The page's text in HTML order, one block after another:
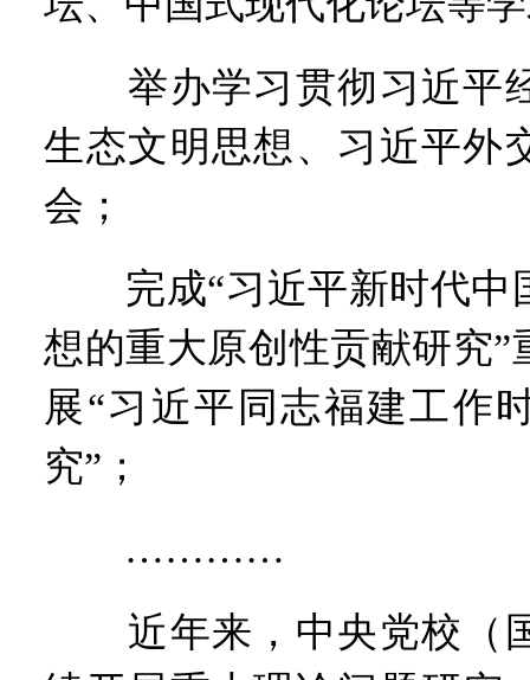
举办学习贯彻习近平
生态文明思想、习近平外
会；
完成“习近平新时代中
想的重大原创性贡献研究”
展“习近平同志福建工作
究”；
…………
近年来，中央党校（